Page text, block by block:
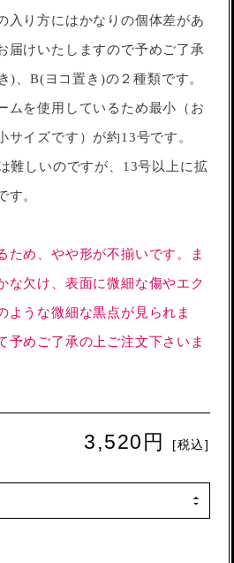
入り方にはかなりの個体差があ
届けいたしますので予めご了承
)、B(ヨコ置き)の２種類です。
ムを使用しているため最小（お
サイズです）が約13号です。
難しいのですが、13号以上に拡
す。
ため、やや形が不揃いです。ま
な欠け、表面に微細な傷やエク
ような微細な黒点が見られま
予めご了承の上ご注文下さいま
3,520円 [税込]